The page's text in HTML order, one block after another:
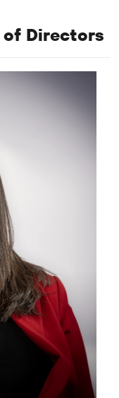
of Directors